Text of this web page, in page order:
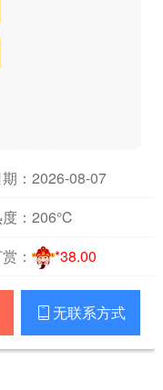
：2026-08-07
： 206℃
： *38.00
 无联系方式